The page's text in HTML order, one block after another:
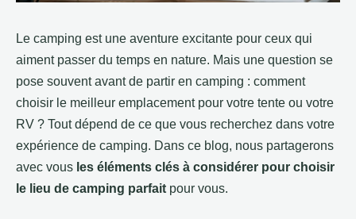
Le camping est une aventure excitante pour ceux qui
aiment passer du temps en nature. Mais une question se
pose souvent avant de partir en camping : comment
choisir le meilleur emplacement pour votre tente ou votre
RV ? Tout dépend de ce que vous recherchez dans votre
expérience de camping. Dans ce blog, nous partagerons
avec vous les éléments clés à considérer pour choisir
le lieu de camping parfait pour vous.